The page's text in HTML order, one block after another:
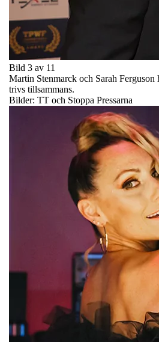
Bild 3 av 11
Martin Stenmarck och Sarah Ferguson
trivs tillsammans.
Bilder: TT och Stoppa Pressarna